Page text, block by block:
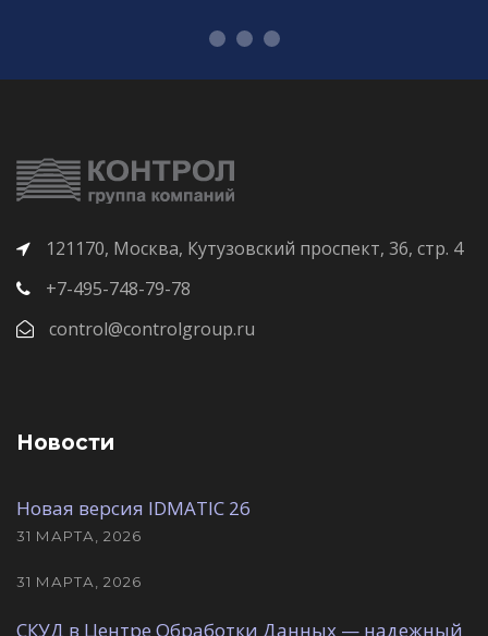
121170, Москва, Кутузовский проспект, 36, стр. 4
+7-495-748-79-78
control@controlgroup.ru
Новости
Новая версия IDMATIC 26
31 МАРТА, 2026
31 МАРТА, 2026
СКУД в Центре Обработки Данных — надежный